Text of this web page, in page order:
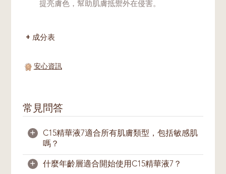
提亮膚色，幫助肌膚抵禦外在侵害。
成分表
安心資訊
常見問答
+
C15精華液7適合所有肌膚類型，包括敏感肌
嗎？
C15精華液7適合所有肌膚類型，除了粉刺痘
+ 什麼年齡層適合開始使用C15精華液7？